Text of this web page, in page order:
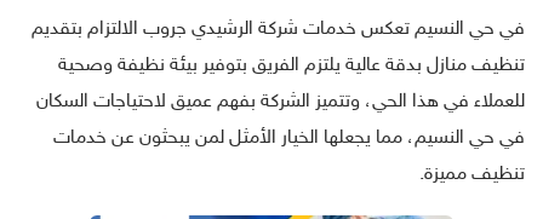
في حي النسيم تعكس خدمات شركة الرشيدي جروب الالتزام بتقديم
تنظيف منازل بدقة عالية يلتزم الفريق بتوفير بيئة نظيفة وصحية
للعملاء في هذا الحي، وتتميز الشركة بفهم عميق لاحتياجات السكان
في حي النسيم، مما يجعلها الخيار الأمثل لمن يبحثون عن خدمات
تنظيف مميزة.